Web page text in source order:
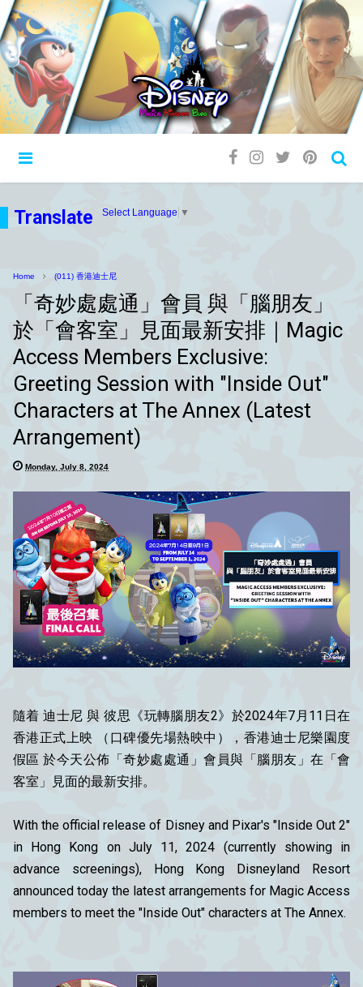
Translate Select Language ▼
Home (011) 香港迪士尼
「奇妙處處通」會員 與「腦朋友」
於「會客室」見面最新安排｜Magic
Access Members Exclusive:
Greeting Session with "Inside Out"
Characters at The Annex (Latest
Arrangement)
Monday, July 8, 2024
隨着 迪士尼 與 彼思《玩轉腦朋友2》於2024年7月11日在
香港正式上映 （口碑優先場熱映中），香港迪士尼樂園度
假區 於今天公佈「奇妙處處通」會員與「腦朋友」在「會
客室」見面的最新安排。
With the official release of Disney and Pixar's "Inside Out 2"
in Hong Kong on July 11, 2024 (currently showing in
advance screenings), Hong Kong Disneyland Resort
announced today the latest arrangements for Magic Access
members to meet the "Inside Out" characters at The Annex.